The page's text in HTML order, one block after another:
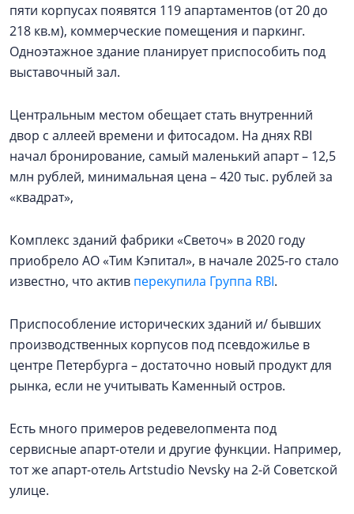
пяти корпусах появятся 119 апартаментов (от 20 до
218 кв.м), коммерческие помещения и паркинг.
Одноэтажное здание планирует приспособить под
выставочный зал.
Центральным местом обещает стать внутренний
двор с аллеей времени и фитосадом. На днях RBI
начал бронирование, самый маленький апарт – 12,5
млн рублей, минимальная цена – 420 тыс. рублей за
«квадрат»,
Комплекс зданий фабрики «Светоч» в 2020 году
приобрело АО «Тим Кэпитал», в начале 2025-го стало
известно, что актив перекупила Группа RBI.
Приспособление исторических зданий и/ бывших
производственных корпусов под псевдожилье в
центре Петербурга – достаточно новый продукт для
рынка, если не учитывать Каменный остров.
Есть много примеров редевелопмента под
сервисные апарт-отели и другие функции. Например,
тот же апарт-отель Artstudio Nevsky на 2-й Советской
улице.